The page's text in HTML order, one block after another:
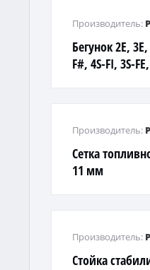
Бегунок 2E,
F#, 4S-FI, 3S-
Производитель:
Сетка
11 мм
Производитель:
Стойка
Производитель: